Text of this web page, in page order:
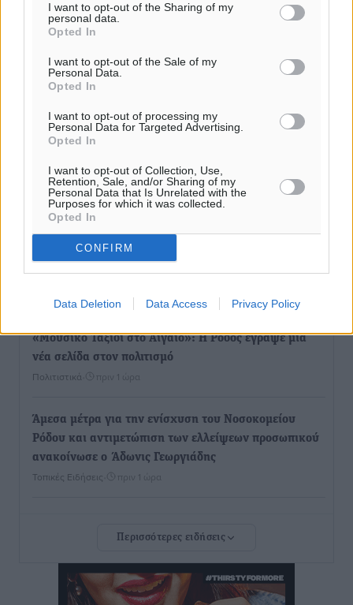
I want to opt-out of the Sharing of my
personal data.
Opted In
I want to opt-out of the Sale of my
Personal Data.
Opted In
I want to opt-out of processing my
Personal Data for Targeted Advertising.
Opted In
I want to opt-out of Collection, Use,
Retention, Sale, and/or Sharing of my
Personal Data that Is Unrelated with the
Purposes for which it was collected.
Opted In
CONFIRM
Data Deletion Data Access Privacy Policy
Τι αλλάζει το χωροταξικό στις τουριστικές επενδύσεις
Τοπικές Ειδήσεις
ΥΠΑΑΤ: 12,5 εκατ. ευρώ στις 13 Περιφέρειες για μέτρα
βιοασφάλειας
Τοπικές Ειδήσεις• πριν 25 λεπτά
στέγη έως 2.500 ευρώ
Ειδήσεις• πριν 34 λεπτά
«Γιατί οι Τούρκοι συρρέουν στα ελληνικά νησιά»:
Τουρκική εφημερίδα εξηγεί τους λόγους που οι
γείτονες προτιμούν την Ελλάδα για διακοπές
πριν 50 λεπτά
«Μουσικό Ταξίδι στο Αιγαίο»: Η Ρόδος έγραψε μια
νέα σελίδα στον πολιτισμό
Πολιτιστικά πριν 1 ώρα
Άμεσα μέτρα για την ενίσχυση του Νοσοκομείου
Ρόδου και αντιμετώπιση των ελλείψεων προσωπικού
ανακοίνωσε ο Άδωνις Γεωργιάδης
Τοπικές Ειδήσεις πριν 1 ώρα
Στρατηγικές Προτάσεις για την Ενίσχυση της
Νοσοκομεία της Γ΄ Ζώνης
Τοπικές Ειδήσεις πριν 2 ώρες
Περισσότερες ειδήσεις